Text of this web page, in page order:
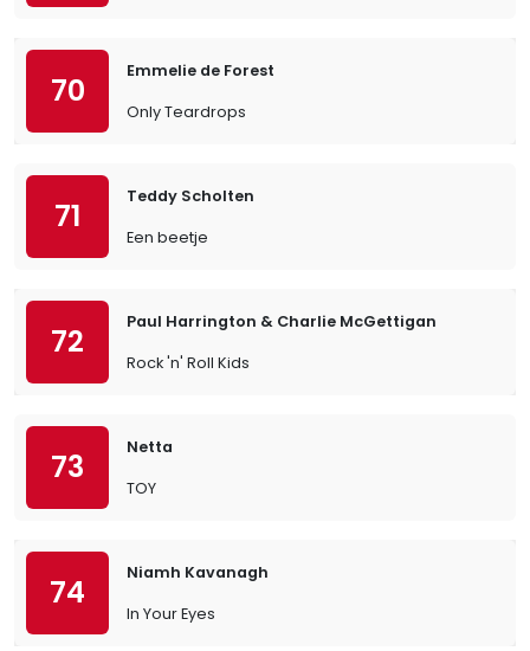
70
Emmelie de Forest
Only Teardrops
71
Teddy Scholten
Een beetje
72
Paul Harrington & Charlie McGettigan
Rock 'n' Roll Kids
73
Netta
TOY
74
Niamh Kavanagh
In Your Eyes